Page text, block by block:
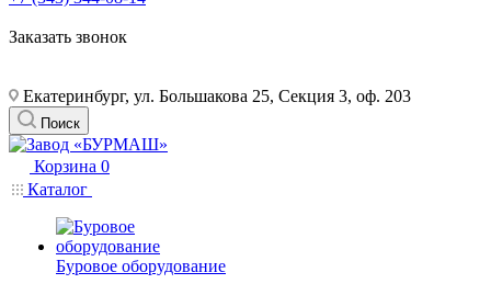
Заказать звонок
Екатеринбург, ул. Большакова 25, Секция 3, оф. 203
Поиск
Корзина 0
Каталог
Буровое оборудование